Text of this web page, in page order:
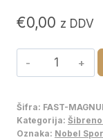
€0,00 z DDV
Nobel
Sport
PRESTIGE
FAST
Šifra: FAST-
Kategorija:
Oznaka: Nobel